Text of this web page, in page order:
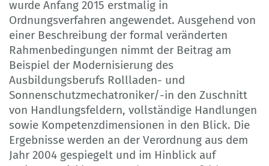
wurde Anfang 2015 erstmalig in
Ordnungsverfahren angewendet. Ausgehend von
einer Beschreibung der formal veränderten
Rahmenbedingungen nimmt der Beitrag am
Beispiel der Modernisierung des
Ausbildungsberufs Rollladen- und
Sonnenschutzmechatroniker/-in den Zuschnitt
von Handlungsfeldern, vollständige Handlungen
sowie Kompetenzdimensionen in den Blick. Die
Ergebnisse werden an der Verordnung aus dem
Jahr 2004 gespiegelt und im Hinblick auf